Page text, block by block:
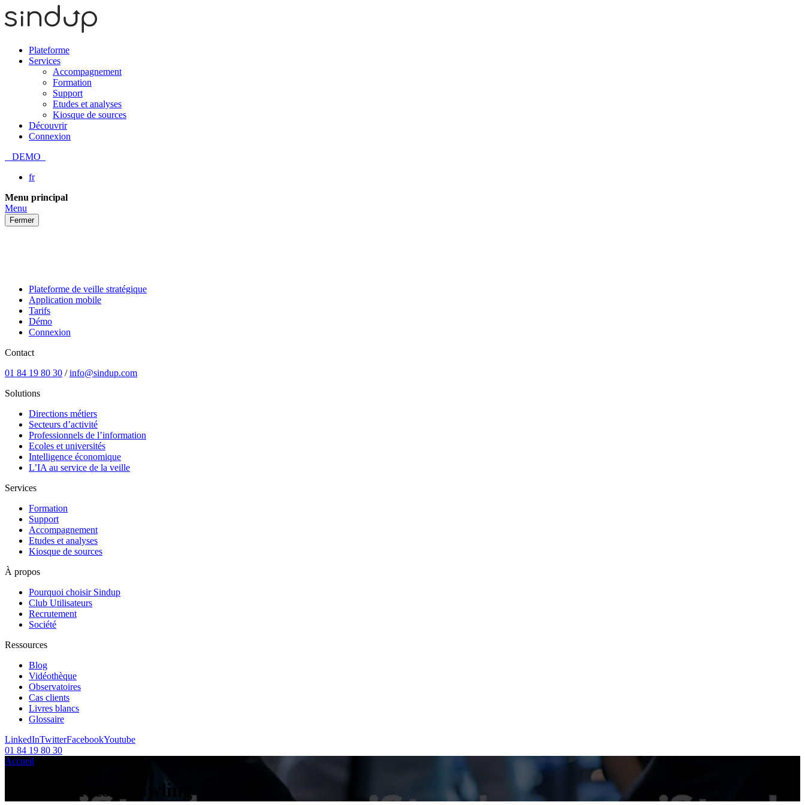
Plateforme
Services
Accompagnement
Formation
Support
Etudes et analyses
Kiosque de sources
Découvrir
Connexion
DEMO
fr
Passer
au
contenu
Menu principal
Menu
Fermer
Plateforme de veille stratégique
Application mobile
Tarifs
Démo
Connexion
Contact
01 84 19 80 30 /info@sindup.com
Solutions
Directions métiers
Secteurs d’activité
Professionnels de l’information
Ecoles et universités
Intelligence économique
L’IA au service de la veille
Services
Formation
Support
Accompagnement
Etudes et analyses
Kiosque de sources
À propos
Pourquoi choisir Sindup
Club Utilisateurs
Recrutement
Société
Ressources
Blog
Vidéothèque
Observatoires
Cas clients
Livres blancs
Glossaire
LinkedInTwitterFacebookYoutube
01 84 19 80 30
Accueil
Tag Archives: crawling